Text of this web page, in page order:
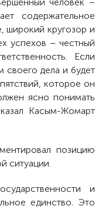
содержательное
широкий кругозор и
успехов – честный
Если
дела и будет
которое он
ясно понимать
Касым-Жомарт
позицию
ситуации.
и
единство. Это